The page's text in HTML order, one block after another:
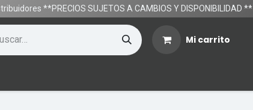
**PRECIOS SUJETOS A CAMBIOS Y DISPONIBILIDAD **
Mi carrito